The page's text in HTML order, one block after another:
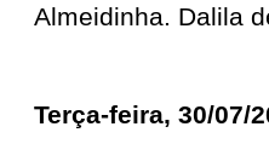
Almeidinha. Dalila
Terça-feira, 30/07/